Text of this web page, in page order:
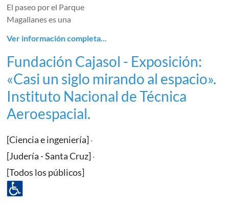
El paseo por el Parque
Magallanes es una
Ver información completa...
Fundación Cajasol - Exposición:
«Casi un siglo mirando al espacio».
Instituto Nacional de Técnica
Aeroespacial.
[Ciencia e ingeniería] ·
[Judería - Santa Cruz] ·
[Todos los públicos]